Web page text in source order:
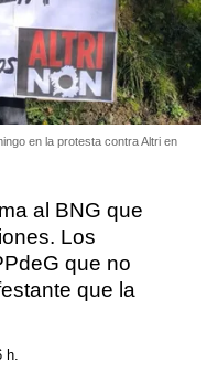
en la protesta contra Altri en
al BNG que
Los
que no
que la
h.